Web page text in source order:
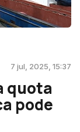
7 jul, 2025, 15:37
quota
pode